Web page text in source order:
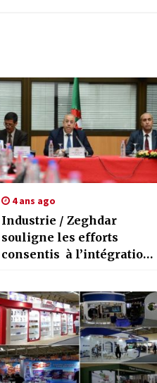
4 ans ago
Industrie / Zeghdar
souligne les efforts
consentis à l’intégration,
l’émergence de nouvelles
filières